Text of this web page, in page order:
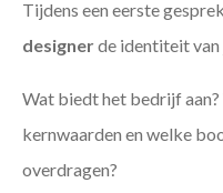
Tijdens een eerste
designerde identiteit van
Wat biedt het bedrijf
kernwaarden en welke
overdragen?